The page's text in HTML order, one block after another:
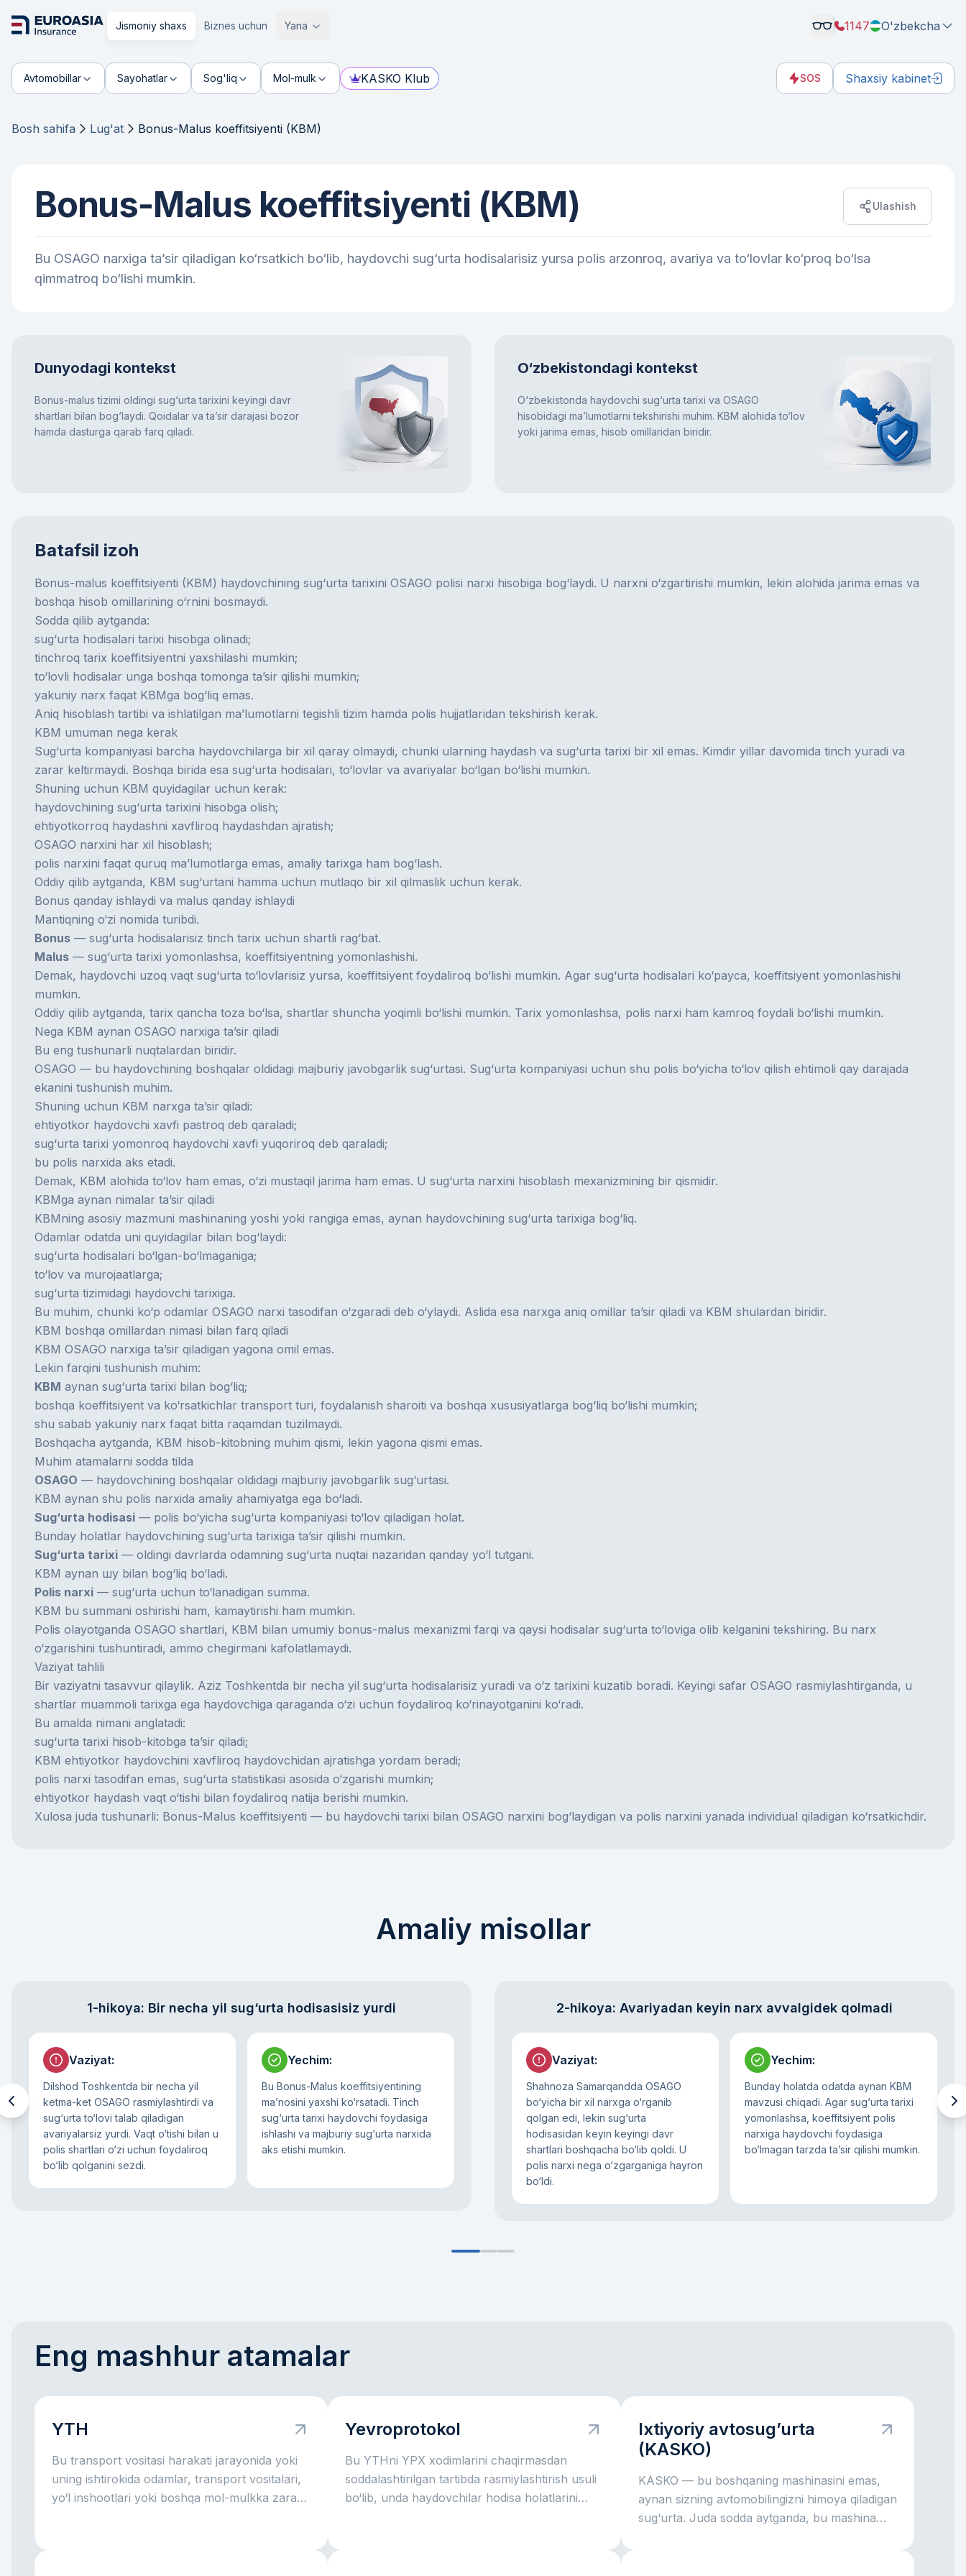
Jismoniy shaxs Biznes uchun Yana 1147 O'zbekcha
Avtomobillar Sayohatlar Sog'liq Mol-mulk KASKO Klub SOS Shaxsiy kabinet
Bosh sahifa Lug'at Bonus-Malus koeffitsiyenti (KBM)
Bonus-Malus koeffitsiyenti (KBM) Ulashish
Bu OSAGO narxiga ta’sir qiladigan ko‘rsatkich bo‘lib, haydovchi sug‘urta hodisalarisiz yursa polis arzonroq, avariya va to‘lovlar ko‘proq bo‘lsa
qimmatroq bo‘lishi mumkin.
Dunyodagi kontekst
Bonus-malus tizimi oldingi sug‘urta tarixini keyingi davr
shartlari bilan bog‘laydi. Qoidalar va ta’sir darajasi bozor
hamda dasturga qarab farq qiladi.
O‘zbekistondagi kontekst
O‘zbekistonda haydovchi sug‘urta tarixi va OSAGO
hisobidagi ma’lumotlarni tekshirishi muhim. KBM alohida to‘lov
yoki jarima emas, hisob omillaridan biridir.
Batafsil izoh
Bonus-malus koeffitsiyenti (KBM) haydovchining sug‘urta tarixini OSAGO polisi narxi hisobiga bog‘laydi. U narxni o‘zgartirishi mumkin, lekin alohida jarima emas va
boshqa hisob omillarining o‘rnini bosmaydi.
Sodda qilib aytganda:
sug‘urta hodisalari tarixi hisobga olinadi;
tinchroq tarix koeffitsiyentni yaxshilashi mumkin;
to‘lovli hodisalar unga boshqa tomonga ta’sir qilishi mumkin;
yakuniy narx faqat KBMga bog‘liq emas.
Aniq hisoblash tartibi va ishlatilgan ma’lumotlarni tegishli tizim hamda polis hujjatlaridan tekshirish kerak.
KBM umuman nega kerak
Sug‘urta kompaniyasi barcha haydovchilarga bir xil qaray olmaydi, chunki ularning haydash va sug‘urta tarixi bir xil emas. Kimdir yillar davomida tinch yuradi va
zarar keltirmaydi. Boshqa birida esa sug‘urta hodisalari, to‘lovlar va avariyalar bo‘lgan bo‘lishi mumkin.
Shuning uchun KBM quyidagilar uchun kerak:
haydovchining sug‘urta tarixini hisobga olish;
ehtiyotkorroq haydashni xavfliroq haydashdan ajratish;
OSAGO narxini har xil hisoblash;
polis narxini faqat quruq ma’lumotlarga emas, amaliy tarixga ham bog‘lash.
Oddiy qilib aytganda, KBM sug‘urtani hamma uchun mutlaqo bir xil qilmaslik uchun kerak.
Bonus qanday ishlaydi va malus qanday ishlaydi
Mantiqning o‘zi nomida turibdi.
Bonus — sug‘urta hodisalarisiz tinch tarix uchun shartli rag‘bat.
Malus — sug‘urta tarixi yomonlashsa, koeffitsiyentning yomonlashishi.
Demak, haydovchi uzoq vaqt sug‘urta to‘lovlarisiz yursa, koeffitsiyent foydaliroq bo‘lishi mumkin. Agar sug‘urta hodisalari ko‘payса, koeffitsiyent yomonlashishi
mumkin.
Oddiy qilib aytganda, tarix qancha toza bo‘lsa, shartlar shuncha yoqimli bo‘lishi mumkin. Tarix yomonlashsa, polis narxi ham kamroq foydali bo‘lishi mumkin.
Nega KBM aynan OSAGO narxiga ta’sir qiladi
Bu eng tushunarli nuqtalardan biridir.
OSAGO — bu haydovchining boshqalar oldidagi majburiy javobgarlik sug‘urtasi. Sug‘urta kompaniyasi uchun shu polis bo‘yicha to‘lov qilish ehtimoli qay darajada
ekanini tushunish muhim.
Shuning uchun KBM narxga ta’sir qiladi:
ehtiyotkor haydovchi xavfi pastroq deb qaraladi;
sug‘urta tarixi yomonroq haydovchi xavfi yuqoriroq deb qaraladi;
bu polis narxida aks etadi.
Demak, KBM alohida to‘lov ham emas, o‘zi mustaqil jarima ham emas. U sug‘urta narxini hisoblash mexanizmining bir qismidir.
KBMga aynan nimalar ta’sir qiladi
KBMning asosiy mazmuni mashinaning yoshi yoki rangiga emas, aynan haydovchining sug‘urta tarixiga bog‘liq.
Odamlar odatda uni quyidagilar bilan bog‘laydi:
sug‘urta hodisalari bo‘lgan-bo‘lmaganiga;
to‘lov va murojaatlarga;
sug‘urta tizimidagi haydovchi tarixiga.
Bu muhim, chunki ko‘p odamlar OSAGO narxi tasodifan o‘zgaradi deb o‘ylaydi. Aslida esa narxga aniq omillar ta’sir qiladi va KBM shulardan biridir.
KBM boshqa omillardan nimasi bilan farq qiladi
KBM OSAGO narxiga ta’sir qiladigan yagona omil emas.
Lekin farqini tushunish muhim:
KBM aynan sug‘urta tarixi bilan bog‘liq;
boshqa koeffitsiyent va ko‘rsatkichlar transport turi, foydalanish sharoiti va boshqa xususiyatlarga bog‘liq bo‘lishi mumkin;
shu sabab yakuniy narx faqat bitta raqamdan tuzilmaydi.
Boshqacha aytganda, KBM hisob-kitobning muhim qismi, lekin yagona qismi emas.
Muhim atamalarni sodda tilda
OSAGO — haydovchining boshqalar oldidagi majburiy javobgarlik sug‘urtasi.
KBM aynan shu polis narxida amaliy ahamiyatga ega bo‘ladi.
Sug‘urta hodisasi — polis bo‘yicha sug‘urta kompaniyasi to‘lov qiladigan holat.
Bunday holatlar haydovchining sug‘urta tarixiga ta’sir qilishi mumkin.
Sug‘urta tarixi — oldingi davrlarda odamning sug‘urta nuqtai nazaridan qanday yo‘l tutgani.
KBM aynan шу bilan bog‘liq bo‘ladi.
Polis narxi — sug‘urta uchun to‘lanadigan summa.
KBM bu summani oshirishi ham, kamaytirishi ham mumkin.
Polis olayotganda OSAGO shartlari, KBM bilan umumiy bonus-malus mexanizmi farqi va qaysi hodisalar sug‘urta to‘loviga olib kelganini tekshiring. Bu narx
o‘zgarishini tushuntiradi, ammo chegirmani kafolatlamaydi.
Vaziyat tahlili
Bir vaziyatni tasavvur qilaylik. Aziz Toshkentda bir necha yil sug‘urta hodisalarisiz yuradi va o‘z tarixini kuzatib boradi. Keyingi safar OSAGO rasmiylashtirganda, u
shartlar muammoli tarixga ega haydovchiga qaraganda o‘zi uchun foydaliroq ko‘rinayotganini ko‘radi.
Bu amalda nimani anglatadi:
sug‘urta tarixi hisob-kitobga ta’sir qiladi;
KBM ehtiyotkor haydovchini xavfliroq haydovchidan ajratishga yordam beradi;
polis narxi tasodifan emas, sug‘urta statistikasi asosida o‘zgarishi mumkin;
ehtiyotkor haydash vaqt o‘tishi bilan foydaliroq natija berishi mumkin.
Xulosa juda tushunarli: Bonus-Malus koeffitsiyenti — bu haydovchi tarixi bilan OSAGO narxini bog‘laydigan va polis narxini yanada individual qiladigan ko‘rsatkichdir.
Amaliy misollar
1-hikoya: Bir necha yil sug‘urta hodisasisiz yurdi
Vaziyat:
Dilshod Toshkentda bir necha yil
ketma-ket OSAGO rasmiylashtirdi va
sug‘urta to‘lovi talab qiladigan
avariyalarsiz yurdi. Vaqt o‘tishi bilan u
polis shartlari o‘zi uchun foydaliroq
bo‘lib qolganini sezdi.
Yechim:
Bu Bonus-Malus koeffitsiyentining
ma’nosini yaxshi ko‘rsatadi. Tinch
sug‘urta tarixi haydovchi foydasiga
ishlashi va majburiy sug‘urta narxida
aks etishi mumkin.
2-hikoya: Avariyadan keyin narx avvalgidek qolmadi
Vaziyat:
Shahnoza Samarqandda OSAGO
bo‘yicha bir xil narxga o‘rganib
qolgan edi, lekin sug‘urta
hodisasidan keyin keyingi davr
shartlari boshqacha bo‘lib qoldi. U
polis narxi nega o‘zgarganiga hayron
bo‘ldi.
Yechim:
Bunday holatda odatda aynan KBM
mavzusi chiqadi. Agar sug‘urta tarixi
yomonlashsa, koeffitsiyent polis
narxiga haydovchi foydasiga
bo‘lmagan tarzda ta’sir qilishi mumkin.
Eng mashhur atamalar
YTH
Bu transport vositasi harakati jarayonida yoki
uning ishtirokida odamlar, transport vositalari,
yo‘l inshootlari yoki boshqa mol-mulkka zarar
Yevroprotokol
Bu YTHni YPX xodimlarini chaqirmasdan
soddalashtirilgan tartibda rasmiylashtirish usuli
bo‘lib, unda haydovchilar hodisa holatlarini
Ixtiyoriy avtosug’urta
(KASKO)
KASKO — bu boshqaning mashinasini emas,
aynan sizning avtomobilingizni himoya qiladigan
sug‘urta. Juda sodda aytganda, bu mashina